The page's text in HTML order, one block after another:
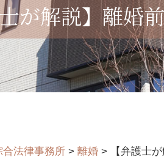
が解説】離婚
合法律事務所 > 離婚 > 【弁護士